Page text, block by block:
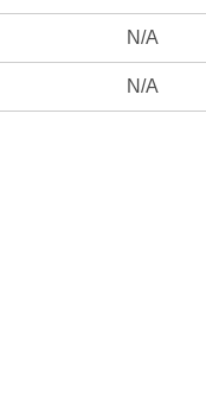
N/A
N/A